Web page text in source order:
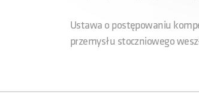
Ustawa o postępowaniu
przemysłu stoczniowego